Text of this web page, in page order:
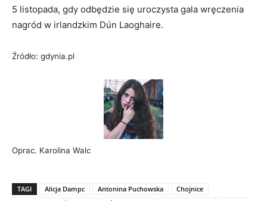
5 listopada, gdy odbędzie się uroczysta gala wręczenia
nagród w irlandzkim Dún Laoghaire.
Źródło: gdynia.pl
Oprac. Karolina Walc
TAGI Alicja Dampc Antonina Puchowska
Chojnice